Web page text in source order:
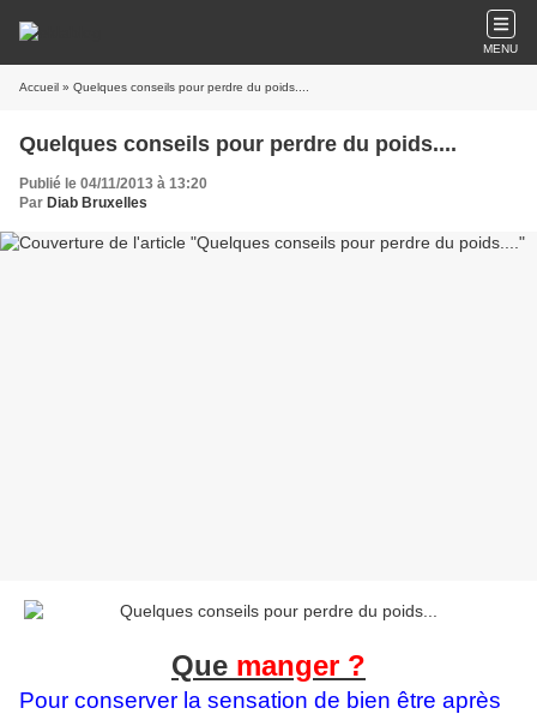
MENU
Accueil » Quelques conseils pour perdre du poids....
Quelques conseils pour perdre du poids....
Publié le 04/11/2013 à 13:20
Par Diab Bruxelles
Que manger ?
Pour conserver la sensation de bien être après